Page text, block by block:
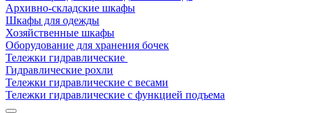
Архивно-складские шкафы
Шкафы для одежды
Хозяйственные шкафы
Оборудование для хранения бочек
Тележки гидравлические
Гидравлические рохли
Тележки гидравлические с весами
Тележки гидравлические с функцией подъема